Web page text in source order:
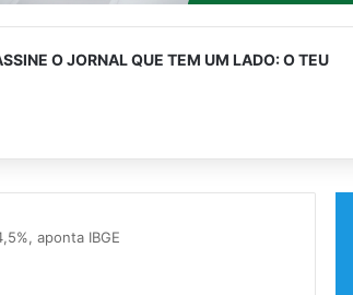
O JORNAL QUE TEM UM LADO: O TEU
aponta IBGE